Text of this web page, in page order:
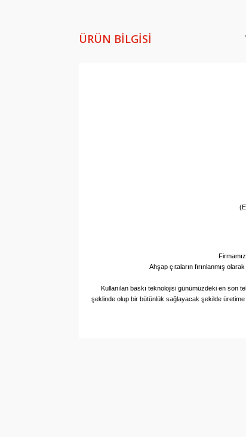
ÜRÜN BILGISI
Ahşap çıtaların fırınlanmış
Kullanılan baskı teknolojisi günümüzdeki en son
şeklinde olup bir bütünlük sağlayacak şekilde üretime